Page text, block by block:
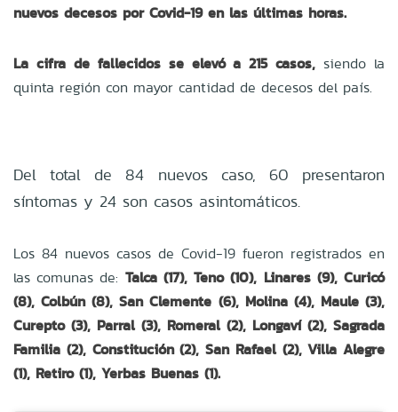
nuevos decesos por Covid-19 en las últimas horas.
La cifra de fallecidos se elevó a 215 casos,siendo la
quinta región con mayor cantidad de decesos del país.
Del total de 84 nuevos caso, 60 presentaron
síntomas y 24 son casos asintomáticos.
Los 84 nuevos casos de Covid-19 fueron registrados en
las comunas de: Talca (17), Teno (10), Linares (9), Curicó
(8), Colbún (8), San Clemente (6), Molina (4), Maule (3),
Curepto (3), Parral (3), Romeral (2), Longaví (2), Sagrada
Familia (2), Constitución (2), San Rafael (2), Villa Alegre
(1), Retiro (1), Yerbas Buenas (1).